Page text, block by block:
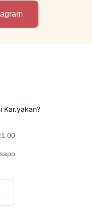
Kar.yakan?